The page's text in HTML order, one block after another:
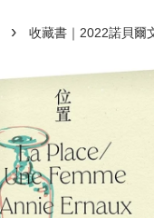
› 收藏書｜2022諾貝爾